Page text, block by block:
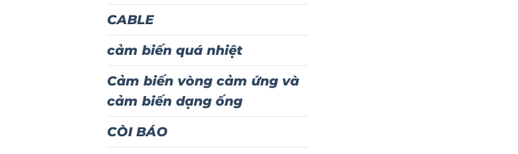
CABLE
cảm biến quá nhiệt
Cảm biến vòng cảm ứng và
cảm biến dạng ống
CÒI BÁO